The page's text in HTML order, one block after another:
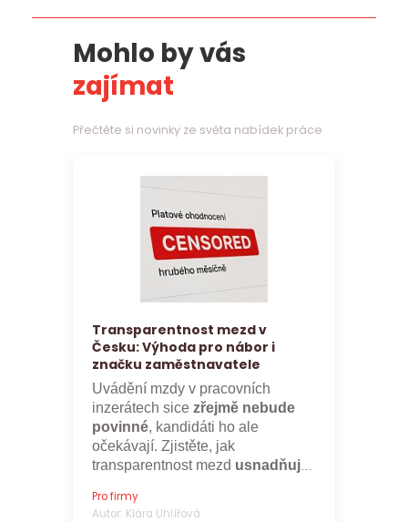
Mohlo by vás
zajímat
Přečtěte si novinky ze světa nabídek práce
Transparentnost mezd v
Česku: Výhoda pro nábor i
značku zaměstnavatele
Uvádění mzdy v pracovních
inzerátech sice zřejmě nebude
povinné, kandidáti ho ale
očekávají. Zjistěte, jak
transparentnost mezd usnadňuje
zaměstnavatele.
Pro firmy
Autor: Klára Uhlířová